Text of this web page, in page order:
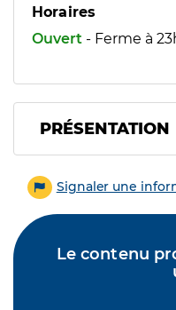
Horaires
Ouvert - Ferme à
PRÉSENTATION
Signaler une
Le contenu